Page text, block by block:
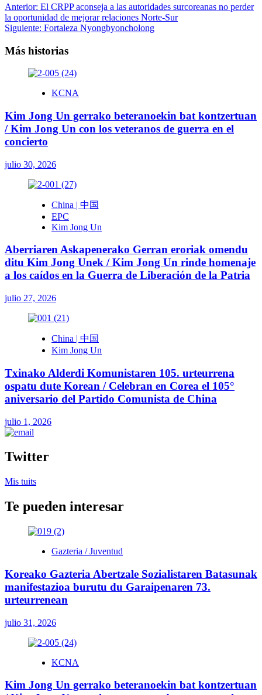
Navegación
de
Anterior: El CRPP aconseja a las autoridades surcoreanas no perder
la oportunidad de mejorar relaciones Norte-Sur
Siguiente: Fortaleza Nyongbyoncholong
Más historias
KCNA
Kim Jong Un gerrako beteranoekin bat kontzertuan
/ Kim Jong Un con los veteranos de guerra en el
concierto
julio 30, 2026
China | 中国
EPC
Kim Jong Un
Aberriaren Askapenerako Gerran eroriak omendu
ditu Kim Jong Unek / Kim Jong Un rinde homenaje
a los caídos en la Guerra de Liberación de la Patria
julio 27, 2026
China | 中国
Kim Jong Un
Txinako Alderdi Komunistaren 105. urteurrena
ospatu dute Korean / Celebran en Corea el 105°
aniversario del Partido Comunista de China
julio 1, 2026
Twitter
Mis tuits
Te pueden interesar
Gazteria / Juventud
Koreako Gazteria Abertzale Sozialistaren Batasunak
manifestazioa burutu du Garaipenaren 73.
urteurrenean
julio 31, 2026
KCNA
Kim Jong Un gerrako beteranoekin bat kontzertuan